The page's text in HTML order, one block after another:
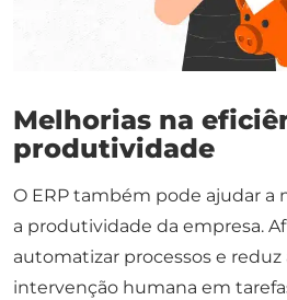
Melhorias na
produtividade
O ERP também pode ajudar a
a produtividade da empresa.
automatizar processos e reduz
intervenção humana em